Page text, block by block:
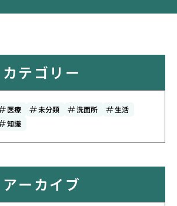
カテゴリー
医療 未分類 洗面所
生活
知識
アーカイブ